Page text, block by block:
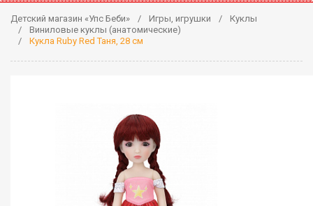
Детский магазин «Упс Беби» Игры, игрушки
Куклы
Виниловые куклы (анатомические)
Кукла Ruby Red Таня, 28 см